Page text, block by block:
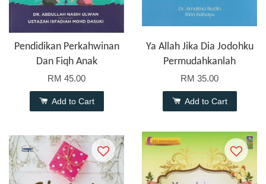
Pendidikan Perkahwinan
Dan Fiqh Anak
RM 45.00
Add to Cart
Ya Allah Jika Dia Jodohku
Permudahkanlah
RM 35.00
Add to Cart